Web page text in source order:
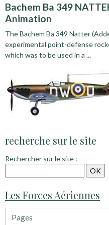
Bachem Ba 349
Animation
The Bachem Ba 349 Natter
experimental point-defense
which was to be used in a ...
recherche sur le site
Rechercher sur le site :
Les Forces Aériennes